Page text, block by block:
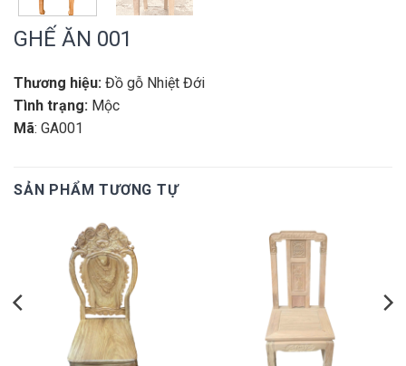
GHẾ ĂN 001
Thương hiệu: Đồ gỗ Nhiệt Đới
Tình trạng: Mộc
Mã: GA001
SẢN PHẨM TƯƠNG TỰ